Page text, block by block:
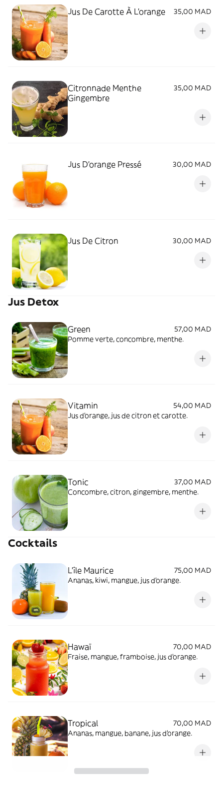
Jus De Carotte À L'orange 35,00 MAD
Citronnade Menthe
Gingembre
35,00 MAD
Jus D'orange Pressé 30,00 MAD
Jus De Citron 30,00 MAD
Jus Detox
Green
57,00 MAD
Pomme verte, concombre, menthe.
Vitamin
54,00 MAD
Jus d'orange, jus de citron et carotte.
Tonic
37,00 MAD
Concombre, citron, gingembre, menthe.
Cocktails
L'île Maurice
75,00 MAD
Ananas, kiwi, mangue, jus d'orange.
Hawaï
70,00 MAD
Fraise, mangue, framboise, jus d'orange.
Tropical
70,00 MAD
Ananas, mangue, banane, jus d'orange.